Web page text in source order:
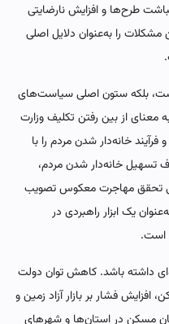
طرح‌ها و افزایش نارضایتی
را به‌عنوان دلایل اصلی
بلکه ستون اصلی سیاست‌های
از بین رفتن تکلیف وزارت
خانه‌دار شدن مردم را با
می‌کند. ماده ۵۰ با هدف تسهیل خانه‌دار شدن مردم،
تحقق مهاجرت معکوس تصویب
یک ابزار راهبردی در
است.
داشته باشد. کاهش توان دولت
فشار بر بازار آزاد زمین و
مسکن در استان‌ها و شهرهای